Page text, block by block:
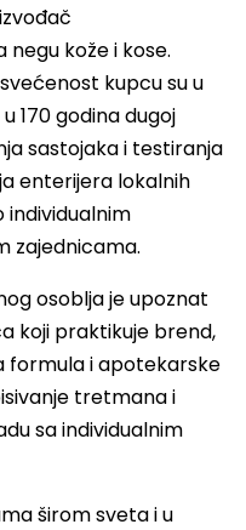
kože i kose.
kupcu su u
170 godina dugoj
sastojaka i testiranja
enterijera lokalnih
individualnim
zajednicama.
osoblja je upoznat
koji praktikuje brend,
formula i apotekarske
tretmana i
sa individualnim
širom sveta i u